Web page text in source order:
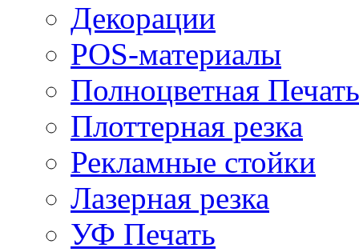
Декорации
POS-материалы
Полноцветная Печать
Плоттерная резка
Рекламные стойки
Лазерная резка
УФ Печать